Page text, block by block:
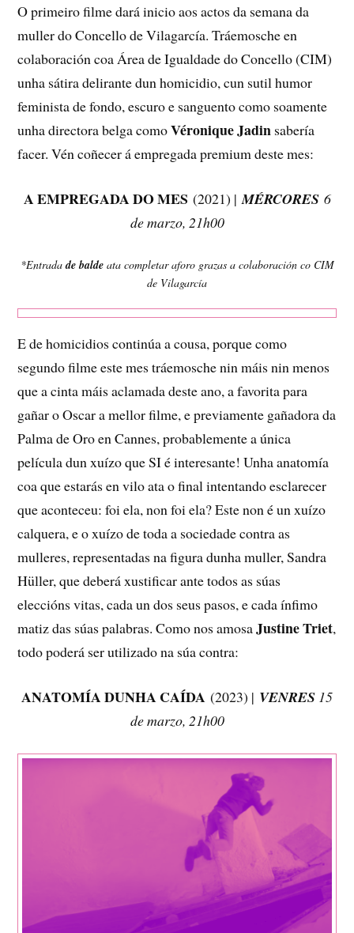
O primeiro filme dará inicio aos actos da semana da
muller do Concello de Vilagarcía. Tráemosche en
colaboración coa Área de Igualdade do Concello (CIM)
unha sátira delirante dun homicidio, cun sutil humor
feminista de fondo, escuro e sanguento como soamente
unha directora belga comoVéronique Jadin sabería
facer. Vén coñecer á empregada premium deste mes:
A EMPREGADA DO MES (2021) | MÉRCORES 6
de marzo, 21h00
*Entradade baldeata completar aforo grazas a colaboración co CIM
de Vilagarcía
E de homicidios continúa a cousa, porque como
segundo filme este mes tráemosche nin máis nin menos
que a cinta máis aclamada deste ano, a favorita para
gañar o Oscar a mellor filme, e previamente gañadora da
Palma de Oro en Cannes, probablemente a única
película dun xuízo que SI é interesante! Unha anatomía
coa que estarás en vilo ata o final intentando esclarecer
que aconteceu: foi ela, non foi ela? Este non é un xuízo
calquera, e o xuízo de toda a sociedade contra as
mulleres, representadas na figura dunha muller, Sandra
Hüller, que deberá xustificar ante todos as súas
eleccións vitas, cada un dos seus pasos, e cada ínfimo
matiz das súas palabras. Como nos amosaJustine Triet,
todo poderá ser utilizado na súa contra:
ANATOMÍA DUNHA CAÍDA (2023) | VENRES 15
de marzo, 21h00